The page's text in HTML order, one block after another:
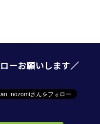
ーお願いします／